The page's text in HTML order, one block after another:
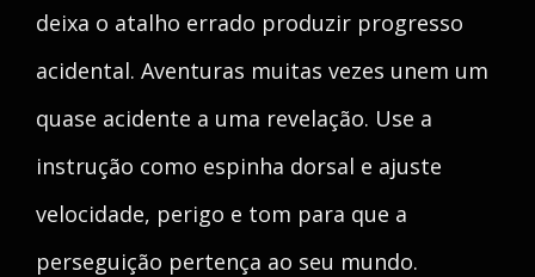
deixa o atalho errado produzir progresso
acidental. Aventuras muitas vezes unem um
quase acidente a uma revelação. Use a
instrução como espinha dorsal e ajuste
velocidade, perigo e tom para que a
perseguição pertença ao seu mundo.